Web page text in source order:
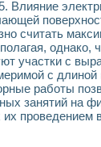
практикум по
по
в рамках
эффективности
LabVIEW
качества
Влияние
считать
однако,
участки с
с
работы
занятий на
проведением